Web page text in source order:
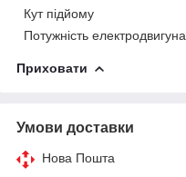
Кут підйому
Потужність електродвигуна
Приховати
Умови доставки
Нова Пошта